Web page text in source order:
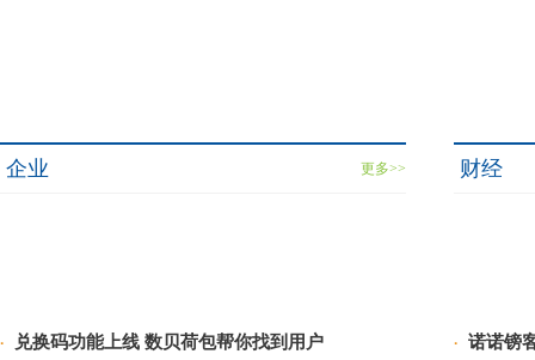
企业 更多>>
· 兑换码功能上线 数贝荷包帮你找到用户
财经
· 诺诺镑